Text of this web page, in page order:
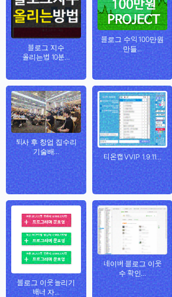
블로그 지수
올리는법 10분...
블로그 수익 100만원
만들...
퇴사 후 창업 집수리
기술배...
티온캡 VVIP 1.9.11...
블로그 이웃 늘리기
배너 자...
네이버 블로그 이웃
수 확인...